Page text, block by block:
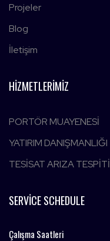
Projeler
Blog
İletişim
HIZMETLERIMIZ
PORTÖR MUAYENESİ
YATIRIM DANIŞMANLIĞI
TESİSAT ARIZA TESPİTİ
SERVICE SCHEDULE
Çalışma Saatleri